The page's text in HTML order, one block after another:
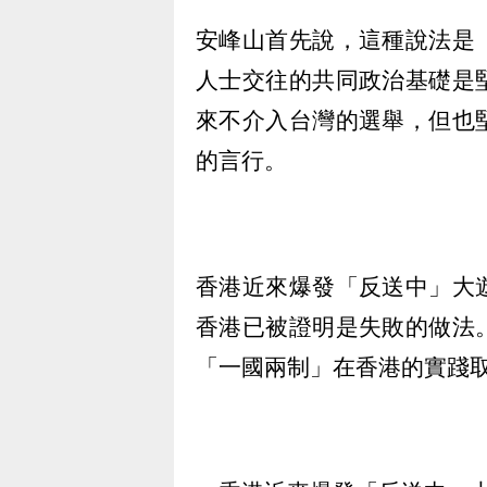
安峰山首先說，這種說法是
人士交往的共同政治基礎
來不介入台灣的選舉，但也
的言行。
香港近來爆發「反送中」大
香港已被證明是失敗的做法
「一國兩制」在香港的實踐